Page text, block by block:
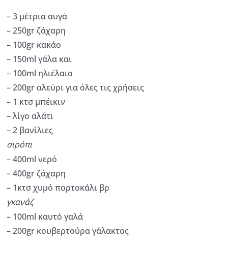
– 3 μέτρια αυγά
– 250gr ζάχαρη
– 100gr κακάο
– 150ml γάλα και
– 100ml ηλιέλαιο
– 200gr αλεύρι για όλες τις χρήσεις
– 1 κτσ μπέικιν
– λίγο αλάτι
– 2 βανίλιες
σιρόπι
– 400ml νερό
– 400gr ζάχαρη
– 1κτσ χυμό πορτοκάλι βρ
γκανάζ
– 100ml καυτό γαλά
– 200gr κουβερτούρα γάλακτος